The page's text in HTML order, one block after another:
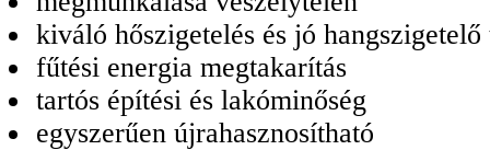
kiváló hőszigetelés és jó hangszigetelő
fűtési energia megtakarítás
tartós építési és lakóminőség
egyszerűen újrahasznosítható